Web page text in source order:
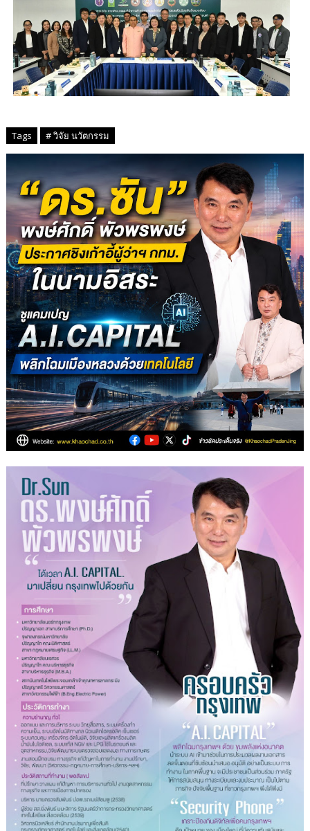
Tags # วิจัย นวัตกรรม